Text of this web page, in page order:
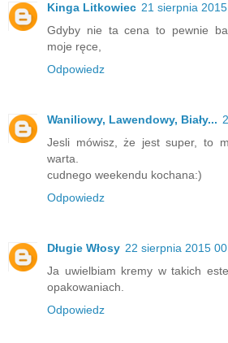
Kinga Litkowiec 21 sierpnia
Gdyby nie ta cena to pewnie
moje ręce,
Odpowiedz
Waniliowy, Lawendowy, Biały...
Jesli mówisz, że jest super, to
warta.
cudnego weekendu kochana:)
Odpowiedz
Długie Włosy 22 sierpnia 2015
Ja uwielbiam kremy w takich
opakowaniach.
Odpowiedz